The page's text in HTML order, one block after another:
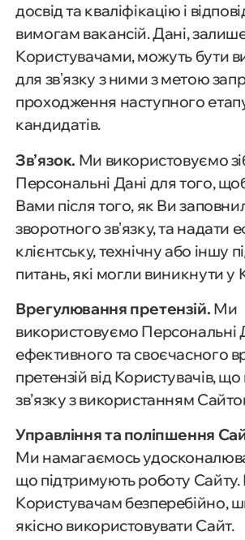
досвід та кваліфікацію і
вимогам вакансій. Дані,
Користувачами, можуть бути
для звʼязку з ними з метою
проходження наступного
кандидатів.
Зв’язок. Ми використовуємо
Персональні Дані для того, щоб
Вами після того, як Ви
зворотного звʼязку, та надати
клієнтську, технічну або іншу
питань, які могли виникнути у
Врегулювання претензій. Ми
використовуємо Персональні
ефективного та своєчасного
претензій від Користувачів,
зв’язку з використанням
Управління та поліпшення
Ми намагаємось
що підтримують роботу
Користувачам безперебійно,
якісно використовувати Сайт.